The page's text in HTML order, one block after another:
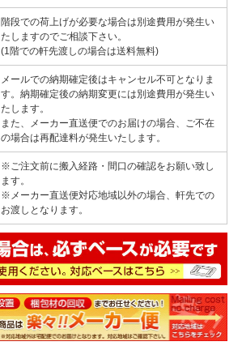
階段での荷上げが必要な場合は別途費用が発生い
たしますのでご相談下さい。
(1階での軒先渡しの場合は送料無料)
メールでの納期確定後はキャンセル不可となりま
す。納期確定後の納期変更には別途費用が発生い
たします。
また、メーカー直送便でのお届けの場合、ご不在
の場合は再配達料が発生いたします。
※ご注文前に搬入経路・間口の確認をお願い致し
ます。
※メーカー直送便対応地域以外の場合、軒先での
お渡しとなります。